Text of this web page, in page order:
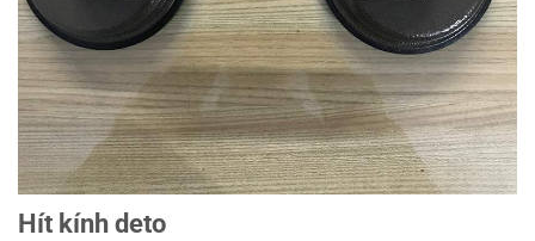
Hít kính deto